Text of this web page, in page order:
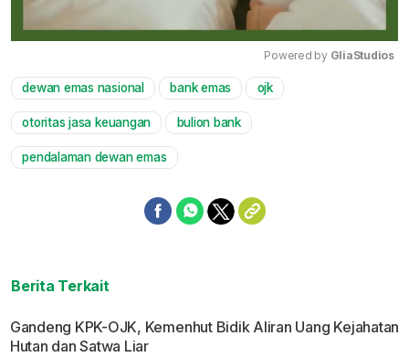
Powered by GliaStudios
dewan emas nasional bank emas ojk
otoritas jasa keuangan bulion bank
pendalaman dewan emas
Berita Terkait
Gandeng KPK-OJK, Kemenhut Bidik Aliran Uang Kejahatan
Hutan dan Satwa Liar